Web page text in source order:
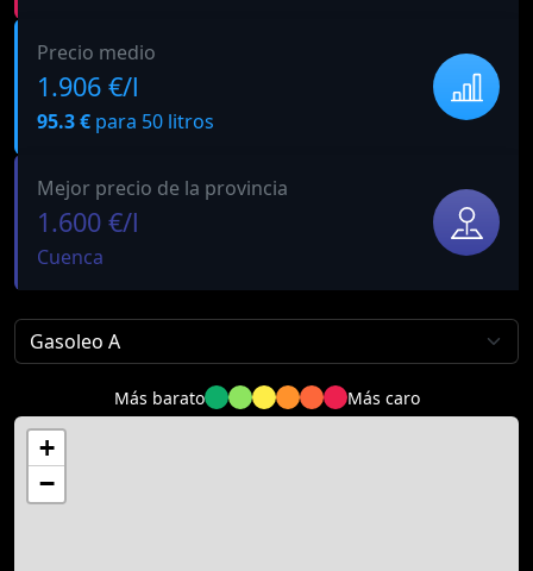
Precio medio
1.906 €/l
95.3 € para 50 litros
Mejor precio de la provincia
1.600 €/l
Cuenca
Más barato Más caro
+
−